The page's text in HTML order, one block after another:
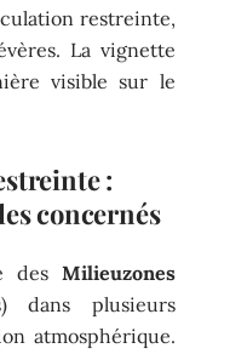
restreinte,
La vignette
visible sur le
:
concernés
des Milieuzones
dans plusieurs
atmosphérique.